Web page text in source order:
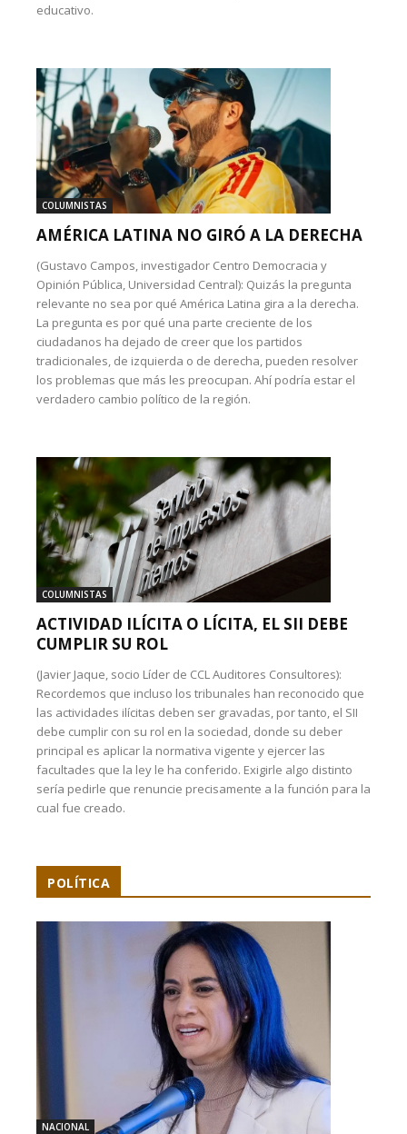
educativo.
COLUMNISTAS
AMÉRICA LATINA NO GIRÓ A LA DERECHA
(Gustavo Campos, investigador Centro Democracia y
Opinión Pública, Universidad Central): Quizás la pregunta
relevante no sea por qué América Latina gira a la derecha.
La pregunta es por qué una parte creciente de los
ciudadanos ha dejado de creer que los partidos
tradicionales, de izquierda o de derecha, pueden resolver
los problemas que más les preocupan. Ahí podría estar el
verdadero cambio político de la región.
COLUMNISTAS
ACTIVIDAD ILÍCITA O LÍCITA, EL SII DEBE
CUMPLIR SU ROL
(Javier Jaque, socio Líder de CCL Auditores Consultores):
Recordemos que incluso los tribunales han reconocido que
las actividades ilícitas deben ser gravadas, por tanto, el SII
debe cumplir con su rol en la sociedad, donde su deber
principal es aplicar la normativa vigente y ejercer las
facultades que la ley le ha conferido. Exigirle algo distinto
sería pedirle que renuncie precisamente a la función para la
cual fue creado.
POLÍTICA
NACIONAL